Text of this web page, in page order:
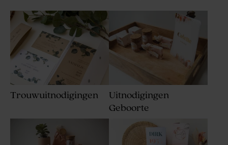
Trouwuitnodigingen
Uitnodigingen
Geboorte